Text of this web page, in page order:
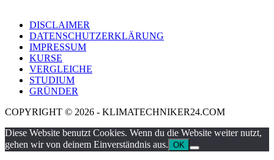
DISCLAIMER
DATENSCHUTZERKLÄRUNG
IMPRESSUM
KURSE
VERGLEICHE
STUDIUM
GRÜNDER
COPYRIGHT © 2026 - KLIMATECHNIKER24.COM
Diese Website benutzt Cookies. Wenn du die Website weiter nutzt,
gehen wir von deinem Einverständnis aus. OK